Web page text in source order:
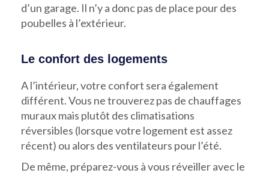
d’un garage. Il n’y a donc pas de place pour des
poubelles à l’extérieur.
Le confort des logements
A l’intérieur, votre confort sera également
différent. Vous ne trouverez pas de chauffages
muraux mais plutôt des climatisations
réversibles (lorsque votre logement est assez
récent) ou alors des ventilateurs pour l’été.
De même, préparez-vous à vous réveiller avec le